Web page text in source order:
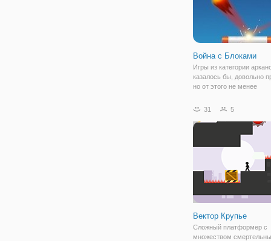
Война с Блоками
Игры из категории
казалось бы, довольно
но от этого не менее
убедиться в этом сами,
Это красочная и
игра, в которой вам
31 5
Вектор Крупье
Сложный платформер с
множеством